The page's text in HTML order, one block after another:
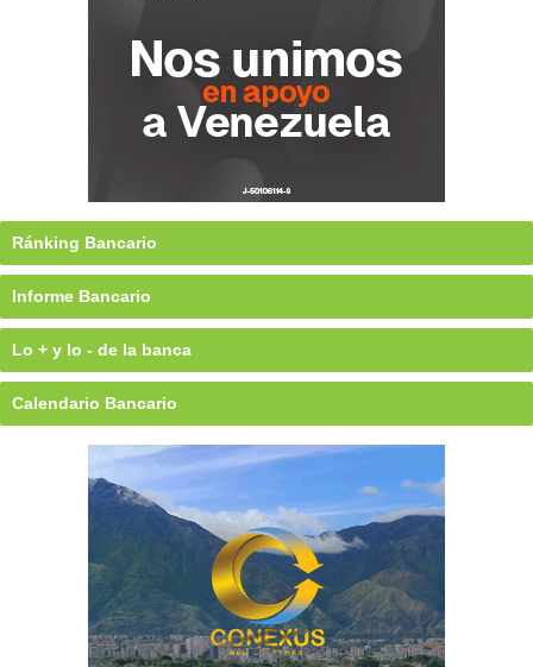
Ránking Bancario
Informe Bancario
Lo + y lo - de la banca
Calendario Bancario